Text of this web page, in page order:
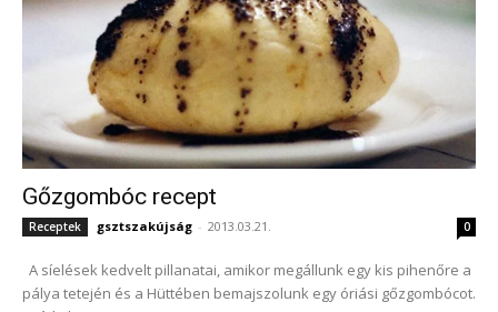
Gőzgombóc recept
Receptek gsztszakújság - 2013.03.21. 0
A síelések kedvelt pillanatai, amikor megállunk egy kis pihenőre a
pálya tetején és a Hüttében bemajszolunk egy óriási gőzgombócot.